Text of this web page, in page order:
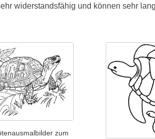
widerstandsfähig und können sehr
zum